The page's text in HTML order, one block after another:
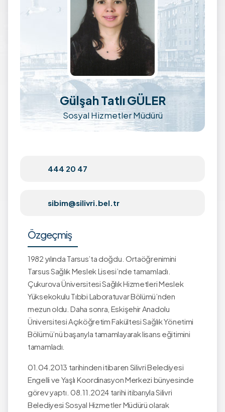
Gülşah Tatlı GÜLER
Sosyal Hizmetler Müdürü
444 20 47
sibim@silivri.bel.tr
Özgeçmiş
1982 yılında Tarsus’ta doğdu. Ortaöğrenimini
Tarsus Sağlık Meslek Lisesi’nde tamamladı.
Çukurova Üniversitesi Sağlık Hizmetleri Meslek
Yüksekokulu Tıbbi Laboratuvar Bölümü’nden
mezun oldu. Daha sonra, Eskişehir Anadolu
Üniversitesi Açıköğretim Fakültesi Sağlık Yönetimi
Bölümü’nü başarıyla tamamlayarak lisans eğitimini
tamamladı.
01.04.2013 tarihinden itibaren Silivri Belediyesi
Engelli ve Yaşlı Koordinasyon Merkezi bünyesinde
görev yaptı. 08.11.2024 tarihi itibarıyla Silivri
Belediyesi Sosyal Hizmetler Müdürü olarak